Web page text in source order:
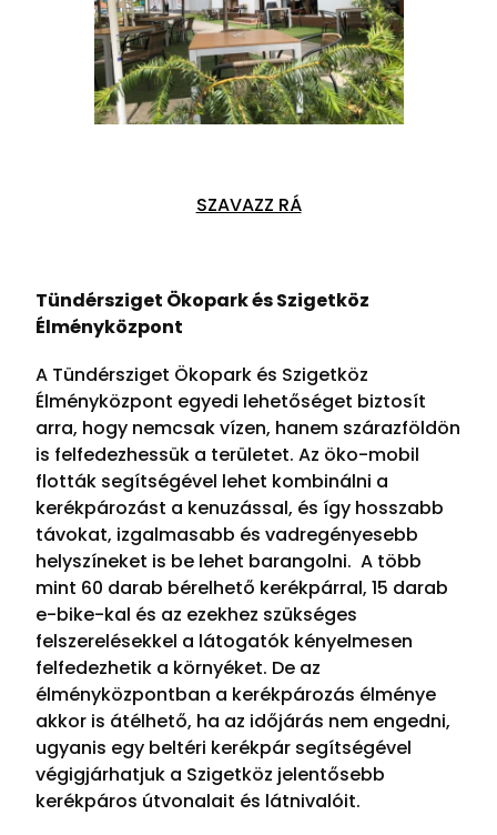
SZAVAZZ RÁ
Tündérsziget Ökopark és Szigetköz
Élményközpont
A Tündérsziget Ökopark és Szigetköz
Élményközpont egyedi lehetőséget biztosít
arra, hogy nemcsak vízen, hanem szárazföldön
is felfedezhessük a területet. Az öko-mobil
flották segítségével lehet kombinálni a
kerékpározást a kenuzással, és így hosszabb
távokat, izgalmasabb és vadregényesebb
helyszíneket is be lehet barangolni. A több
mint 60 darab bérelhető kerékpárral, 15 darab
e-bike-kal és az ezekhez szükséges
felszerelésekkel a látogatók kényelmesen
felfedezhetik a környéket. De az
élményközpontban a kerékpározás élménye
akkor is átélhető, ha az időjárás nem engedni,
ugyanis egy beltéri kerékpár segítségével
végigjárhatjuk a Szigetköz jelentősebb
kerékpáros útvonalait és látnivalóit.